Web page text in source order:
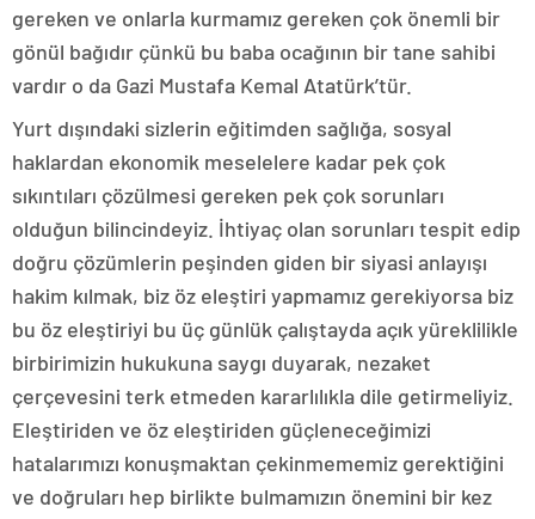
gereken ve onlarla kurmamız gereken çok önemli bir
gönül bağıdır çünkü bu baba ocağının bir tane sahibi
vardır o da Gazi Mustafa Kemal Atatürk’tür.
Yurt dışındaki sizlerin eğitimden sağlığa, sosyal
haklardan ekonomik meselelere kadar pek çok
sıkıntıları çözülmesi gereken pek çok sorunları
olduğun bilincindeyiz. İhtiyaç olan sorunları tespit edip
doğru çözümlerin peşinden giden bir siyasi anlayışı
hakim kılmak, biz öz eleştiri yapmamız gerekiyorsa biz
bu öz eleştiriyi bu üç günlük çalıştayda açık yüreklilikle
birbirimizin hukukuna saygı duyarak, nezaket
çerçevesini terk etmeden kararlılıkla dile getirmeliyiz.
Eleştiriden ve öz eleştiriden güçleneceğimizi
hatalarımızı konuşmaktan çekinmememiz gerektiğini
ve doğruları hep birlikte bulmamızın önemini bir kez